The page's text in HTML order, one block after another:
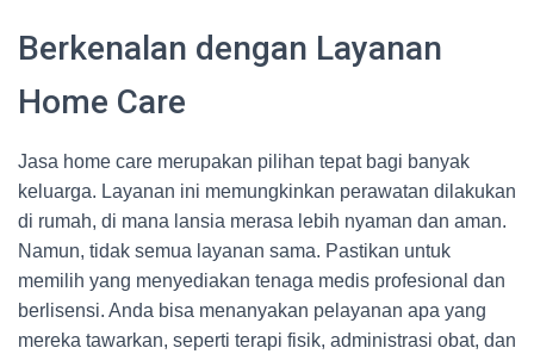
Berkenalan dengan Layanan
Home Care
Jasa home care merupakan pilihan tepat bagi banyak
keluarga. Layanan ini memungkinkan perawatan dilakukan
di rumah, di mana lansia merasa lebih nyaman dan aman.
Namun, tidak semua layanan sama. Pastikan untuk
memilih yang menyediakan tenaga medis profesional dan
berlisensi. Anda bisa menanyakan pelayanan apa yang
mereka tawarkan, seperti terapi fisik, administrasi obat, dan